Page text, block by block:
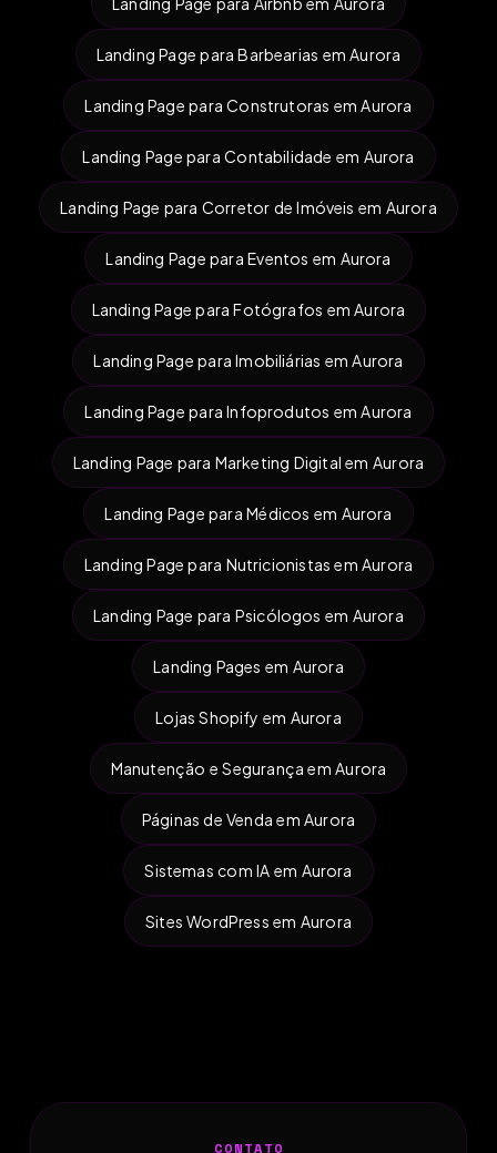
Landing Page para Barbearias em Aurora
Landing Page para Construtoras em Aurora
Landing Page para Contabilidade em Aurora
Landing Page para Corretor de Imóveis em Aurora
Landing Page para Eventos em Aurora
Landing Page para Fotógrafos em Aurora
Landing Page para Imobiliárias em Aurora
Landing Page para Infoprodutos em Aurora
Landing Page para Marketing Digital em Aurora
Landing Page para Médicos em Aurora
Landing Page para Nutricionistas em Aurora
Landing Page para Psicólogos em Aurora
Landing Pages em Aurora
Lojas Shopify em Aurora
Manutenção e Segurança em Aurora
Páginas de Venda em Aurora
Sistemas com IA em Aurora
Sites WordPress em Aurora
CONTATO